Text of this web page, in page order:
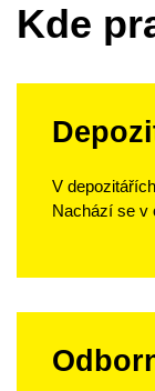
Kde
V
Nachází se v